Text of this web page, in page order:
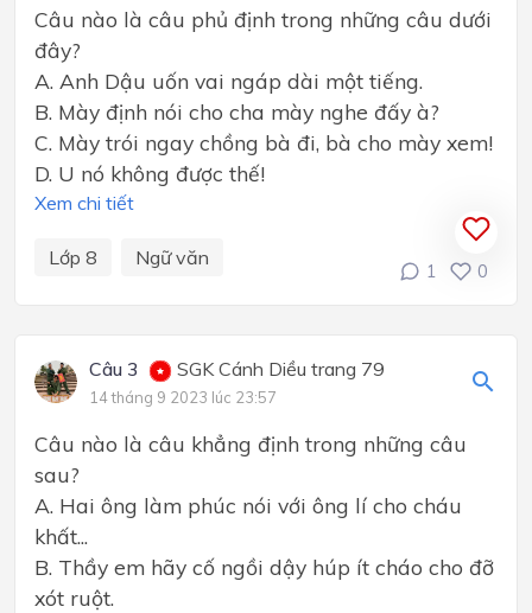
Câu nào là câu phủ định trong những câu dưới
đây?
A. Anh Dậu uốn vai ngáp dài một tiếng.
B. Mày định nói cho cha mày nghe đấy à?
C. Mày trói ngay chồng bà đi, bà cho mày xem!
D. U nó không được thế!
Xem chi tiết
Lớp 8 Ngữ văn
1 0
Câu 3 SGK Cánh Diều trang 79
14 tháng 9 2023 lúc 23:57
Câu nào là câu khẳng định trong những câu
sau?
A. Hai ông làm phúc nói với ông lí cho cháu
khất...
B. Thầy em hãy cố ngồi dậy húp ít cháo cho đỡ
xót ruột.